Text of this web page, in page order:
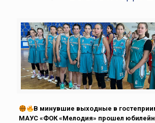
В минувшие выходные в
МАУС «ФОК «Мелодия» прошел